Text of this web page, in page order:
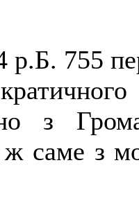
р.Б. 755
з
саме з